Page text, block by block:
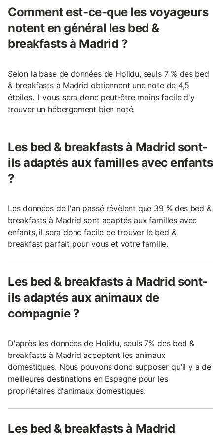
Comment est-ce-que les voyageurs
notent en général les bed &
breakfasts à Madrid ?
Selon la base de données de Holidu, seuls 7 % des bed
& breakfasts à Madrid obtiennent une note de 4,5
étoiles. Il vous sera donc peut-être moins facile d'y
trouver un hébergement bien noté.
Les bed & breakfasts à Madrid sont-
ils adaptés aux familles avec enfants
?
Les données de l'an passé révèlent que 39 % des bed &
breakfasts à Madrid sont adaptés aux familles avec
enfants, il sera donc facile de trouver le bed &
breakfast parfait pour vous et votre famille.
Les bed & breakfasts à Madrid sont-
ils adaptés aux animaux de
compagnie ?
D'après les données de Holidu, seuls 7% des bed &
breakfasts à Madrid acceptent les animaux
domestiques. Nous pouvons donc supposer qu'il y a de
meilleures destinations en Espagne pour les
propriétaires d'animaux domestiques.
Les bed & breakfasts à Madrid